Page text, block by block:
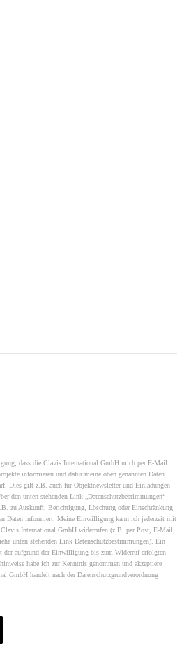
dass die Clavis International GmbH mich per E-Mail
informieren und dafür meine oben genannten Daten
Dies gilt z.B. auch für Objektnewsletter und Einladungen
den unten stehenden Link „Datenschutzbestimmungen“
zu Auskunft, Berichtigung, Löschung oder Einschränkung
Daten informiert. Meine Einwilligung kann ich jederzeit mit
International GmbH widerrufen (z.B. per Post, E-Mail,
unten stehenden Link Datenschutzbestimmungen). Ein
der aufgrund der Einwilligung bis zum Widerruf erfolgten
habe ich zur Kenntnis genommen und akzeptiere
GmbH handelt nach der Datenschutzgrundverordnung